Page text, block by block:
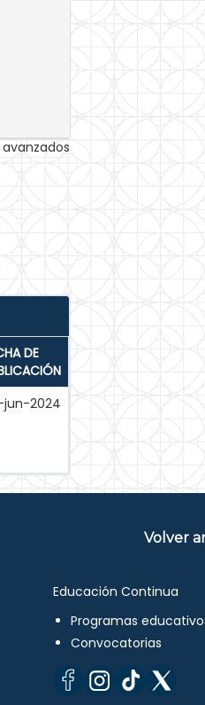
DE
jun-2024
Volver
Educación Continua
Programas
Convocatorias